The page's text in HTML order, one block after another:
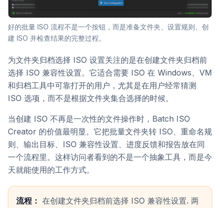
好的批量 ISO 流程不是一个按钮，而是准备文件夹、设置规则、创
建 ISO 并检查结果的完整过程。
为文件夹归档选择 ISO 设置关注的是在创建文件夹归档前
选择 ISO 兼容性设置。它适合需要 ISO 在 Windows、VM
和归档工具中可靠打开的用户，尤其是在用户经常猜测
ISO 选项，而不是根据文件夹集合选择的时候。
当创建 ISO 不再是一次性的文件操作时，Batch ISO
Creator 的价值最明显。它把批量文件夹转 ISO、重命名规
则、输出目标、ISO 兼容性设置、进度反馈和报告放在同
一个流程里。这样访问者看到的不是一个抽象工具，而是今
天就能使用的工作方式。
流程： 在创建文件夹归档前选择 ISO 兼容性设置. 两